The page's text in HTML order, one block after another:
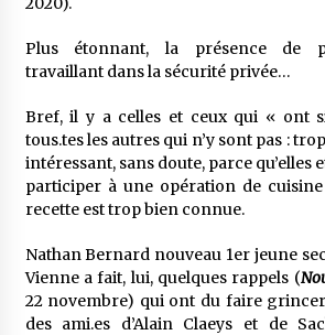
Plus étonnant, la présence de
travaillant dans la sécurité privée…
Bref, il y a celles et ceux qui « ont
tous.tes les autres qui n’y sont pas :
intéressant, sans doute, parce qu’elles
participer à une opération de
recette est trop bien connue.
Nathan Bernard nouveau 1er jeune
Vienne a fait, lui, quelques rappels (
22 novembre) qui ont du faire
des ami.es d’Alain Claeys et de